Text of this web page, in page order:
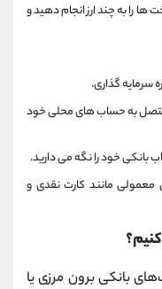
را به چند ارز انجام دهید و
گذاری.
به حساب های محلی خود
خود را نگه می دارید.
معمولی مانند کارت نقدی و
بانکی برون مرزی یا